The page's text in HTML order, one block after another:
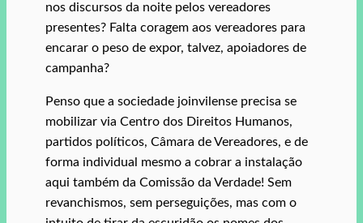
nos discursos da noite pelos vereadores
presentes? Falta coragem aos vereadores para
encarar o peso de expor, talvez, apoiadores de
campanha?
Penso que a sociedade joinvilense precisa se
mobilizar via Centro dos Direitos Humanos,
partidos políticos, Câmara de Vereadores, e de
forma individual mesmo a cobrar a instalação
aqui também da Comissão da Verdade! Sem
revanchismos, sem perseguições, mas com o